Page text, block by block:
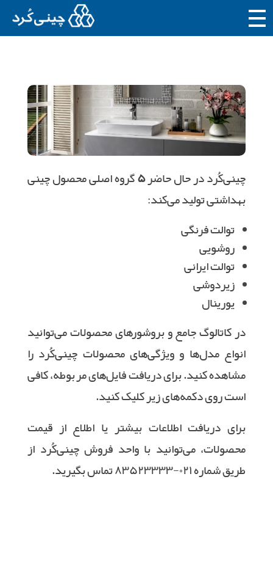
چ
ینی‌کُردمحصولات چینی بهداشتی
چینی‌کُرد در حال حاضر۵گروه اصلی محصول چینی
بهداشتی تولید می‌کند:
توالت فرنگی
روشویی
توالت ایرانی
زیردوشی
یورینال
در کاتالوگ جامع و بروشورهای محصولات می‌توانید
انواع مدل‌ها و ویژگی‌های محصولات چینی‌کُرد را
مشاهده کنید. برای دریافت فایل‌های مربوطه، کافی
است روی دکمه‌های زیر کلیک کنید.
برای دریافت اطلاعات بیشتر یا اطلاع از قیمت
محصولات، می‌توانید با واحد فروش چینی‌کُرد از
طریق شماره ۰۲۱-۸۳۵۲۳۳۳۳ تماس بگیرید.